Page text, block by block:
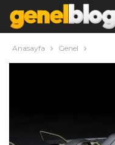
Anasayfa Genel